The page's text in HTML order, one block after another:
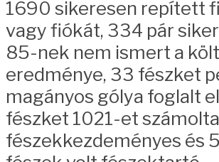
1690 sikeresen repített
vagy fiókát, 334 pár
85-nek nem ismert a
eredménye, 33 fészket
magányos gólya foglalt
fészket 1021-et
fészekkezdeményes és